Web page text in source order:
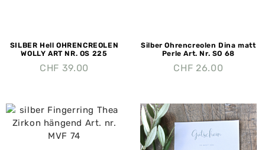
SILBER Hell OHRENCREOLEN
WOLLY ART NR. OS 225
CHF 39.00
Silber Ohrencreolen Dina matt
Perle Art. Nr. SO 68
CHF 26.00